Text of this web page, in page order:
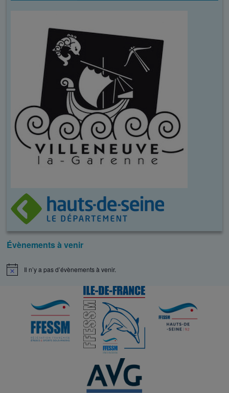
Évènements à venir
N
Il n’y a pas d’évènements à venir.